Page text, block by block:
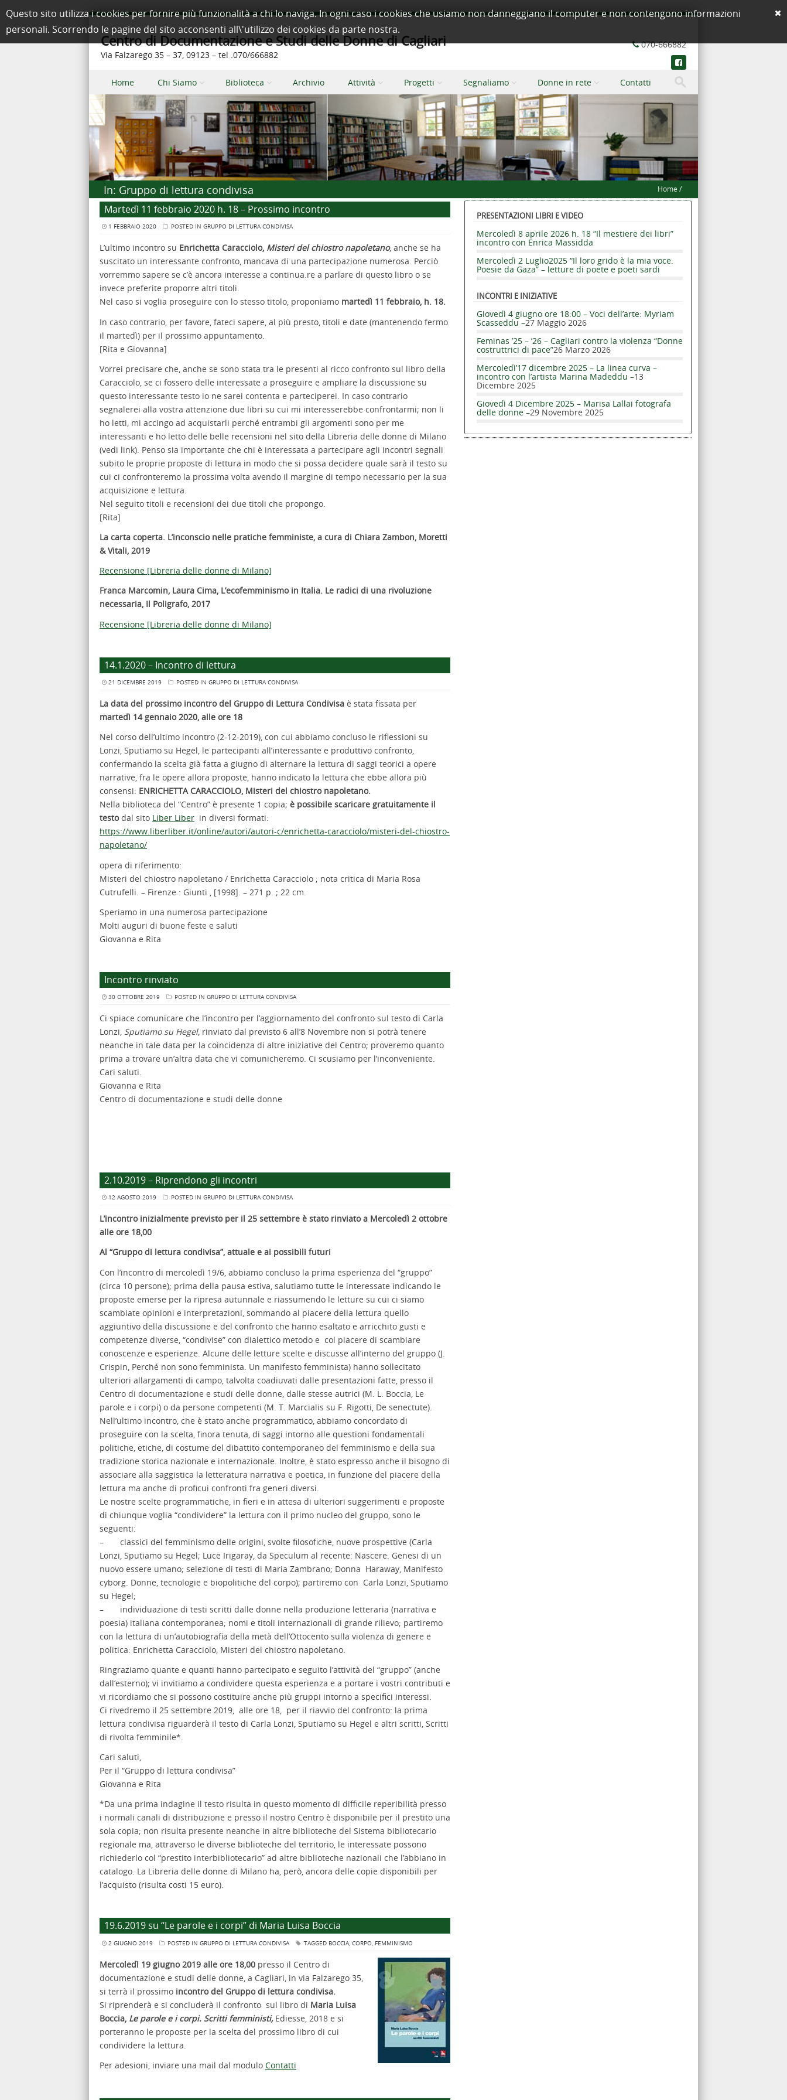
070-666882
Centro di Documentazione e Studi delle Donne di Cagliari
Via Falzarego 35 – 37, 09123 – tel .070/666882
Menu
Home Chi Siamo Biblioteca Archivio Attività Progetti Segnaliamo Donne in rete Contatti
In: Gruppo di lettura condivisa Home /
Martedì 11 febbraio 2020 h. 18 – Prossimo incontro
1 FEBBRAIO 2020 POSTED IN GRUPPO DI LETTURA CONDIVISA
L’ultimo incontro su Enrichetta Caracciolo, Misteri del chiostro napoletano, anche se ha
suscitato un interessante confronto, mancava di una partecipazione numerosa. Perciò
vorremmo sapere se c’è ancora interesse a continua.re a parlare di questo libro o se
invece preferite proporre altri titoli.
Nel caso si voglia proseguire con lo stesso titolo, proponiamo martedì 11 febbraio, h. 18.
In caso contrario, per favore, fateci sapere, al più presto, titoli e date (mantenendo fermo
il martedì) per il prossimo appuntamento.
[Rita e Giovanna]
Vorrei precisare che, anche se sono stata tra le presenti al ricco confronto sul libro della
Caracciolo, se ci fossero delle interessate a proseguire e ampliare la discussione su
questo interessante testo io ne sarei contenta e parteciperei. In caso contrario
segnalerei alla vostra attenzione due libri su cui mi interesserebbe confrontarmi; non li
ho letti, mi accingo ad acquistarli perché entrambi gli argomenti sono per me
interessanti e ho letto delle belle recensioni nel sito della Libreria delle donne di Milano
(vedi link). Penso sia importante che chi è interessata a partecipare agli incontri segnali
subito le proprie proposte di lettura in modo che si possa decidere quale sarà il testo su
cui ci confronteremo la prossima volta avendo il margine di tempo necessario per la sua
acquisizione e lettura.
Nel seguito titoli e recensioni dei due titoli che propongo.
[Rita]
La carta coperta. L’inconscio nelle pratiche femministe, a cura di Chiara Zambon, Moretti
& Vitali, 2019
Recensione [Libreria delle donne di Milano]
Franca Marcomin, Laura Cima, L’ecofemminismo in Italia. Le radici di una rivoluzione
necessaria, Il Poligrafo, 2017
Recensione [Libreria delle donne di Milano]
14.1.2020 – Incontro di lettura
21 DICEMBRE 2019 POSTED IN GRUPPO DI LETTURA CONDIVISA
La data del prossimo incontro del Gruppo di Lettura Condivisa è stata fissata per
martedì 14 gennaio 2020, alle ore 18
Nel corso dell’ultimo incontro (2-12-2019), con cui abbiamo concluso le riflessioni su
Lonzi, Sputiamo su Hegel, le partecipanti all’interessante e produttivo confronto,
confermando la scelta già fatta a giugno di alternare la lettura di saggi teorici a opere
narrative, fra le opere allora proposte, hanno indicato la lettura che ebbe allora più
consensi: ENRICHETTA CARACCIOLO, Misteri del chiostro napoletano.
Nella biblioteca del “Centro” è presente 1 copia; è possibile scaricare gratuitamente il
testodal sito Liber Liber in diversi formati:
https://www.liberliber.it/online/autori/autori-c/enrichetta-caracciolo/misteri-del-chiostro-
napoletano/
opera di riferimento:
Misteri del chiostro napoletano / Enrichetta Caracciolo ; nota critica di Maria Rosa
Cutrufelli. – Firenze : Giunti , [1998]. – 271 p. ; 22 cm.
Speriamo in una numerosa partecipazione
Molti auguri di buone feste e saluti
Giovanna e Rita
Incontro rinviato
30 OTTOBRE 2019 POSTED IN GRUPPO DI LETTURA CONDIVISA
Ci spiace comunicare che l’incontro per l’aggiornamento del confronto sul testo di Carla
Lonzi, Sputiamo su Hegel, rinviato dal previsto 6 all’8 Novembre non si potrà tenere
neanche in tale data per la coincidenza di altre iniziative del Centro; proveremo quanto
prima a trovare un’altra data che vi comunicheremo. Ci scusiamo per l’inconveniente.
Cari saluti.
Giovanna e Rita
Centro di documentazione e studi delle donne
2.10.2019 – Riprendono gli incontri
12 AGOSTO 2019 POSTED IN GRUPPO DI LETTURA CONDIVISA
L’incontro inizialmente previsto per il 25 settembre è stato rinviato a Mercoledì 2 ottobre
alle ore 18,00
Al “Gruppo di lettura condivisa”, attuale e ai possibili futuri
Con l’incontro di mercoledì 19/6, abbiamo concluso la prima esperienza del “gruppo”
(circa 10 persone); prima della pausa estiva, salutiamo tutte le interessate indicando le
proposte emerse per la ripresa autunnale e riassumendo le letture su cui ci siamo
scambiate opinioni e interpretazioni, sommando al piacere della lettura quello
aggiuntivo della discussione e del confronto che hanno esaltato e arricchito gusti e
competenze diverse, “condivise” con dialettico metodo e col piacere di scambiare
conoscenze e esperienze. Alcune delle letture scelte e discusse all’interno del gruppo (J.
Crispin, Perché non sono femminista. Un manifesto femminista) hanno sollecitato
ulteriori allargamenti di campo, talvolta coadiuvati dalle presentazioni fatte, presso il
Centro di documentazione e studi delle donne, dalle stesse autrici (M. L. Boccia, Le
parole e i corpi) o da persone competenti (M. T. Marcialis su F. Rigotti, De senectute).
Nell’ultimo incontro, che è stato anche programmatico, abbiamo concordato di
proseguire con la scelta, finora tenuta, di saggi intorno alle questioni fondamentali
politiche, etiche, di costume del dibattito contemporaneo del femminismo e della sua
tradizione storica nazionale e internazionale. Inoltre, è stato espresso anche il bisogno di
associare alla saggistica la letteratura narrativa e poetica, in funzione del piacere della
lettura ma anche di proficui confronti fra generi diversi.
Le nostre scelte programmatiche, in fieri e in attesa di ulteriori suggerimenti e proposte
di chiunque voglia “condividere” la lettura con il primo nucleo del gruppo, sono le
seguenti:
– classici del femminismo delle origini, svolte filosofiche, nuove prospettive (Carla
Lonzi, Sputiamo su Hegel; Luce Irigaray, da Speculum al recente: Nascere. Genesi di un
nuovo essere umano; selezione di testi di Maria Zambrano; Donna Haraway, Manifesto
cyborg. Donne, tecnologie e biopolitiche del corpo); partiremo con Carla Lonzi, Sputiamo
su Hegel;
– individuazione di testi scritti dalle donne nella produzione letteraria (narrativa e
poesia) italiana contemporanea; nomi e titoli internazionali di grande rilievo; partiremo
con la lettura di un’autobiografia della metà dell’Ottocento sulla violenza di genere e
politica: Enrichetta Caracciolo, Misteri del chiostro napoletano.
Ringraziamo quante e quanti hanno partecipato e seguito l’attività del “gruppo” (anche
dall’esterno); vi invitiamo a condividere questa esperienza e a portare i vostri contributi e
vi ricordiamo che si possono costituire anche più gruppi intorno a specifici interessi.
Ci rivedremo il 25 settembre 2019, alle ore 18, per il riavvio del confronto: la prima
lettura condivisa riguarderà il testo di Carla Lonzi, Sputiamo su Hegel e altri scritti, Scritti
di rivolta femminile*.
Cari saluti,
Per il “Gruppo di lettura condivisa”
Giovanna e Rita
*Da una prima indagine il testo risulta in questo momento di difficile reperibilità presso
i normali canali di distribuzione e presso il nostro Centro è disponibile per il prestito una
sola copia; non risulta presente neanche in altre biblioteche del Sistema bibliotecario
regionale ma, attraverso le diverse biblioteche del territorio, le interessate possono
richiederlo col “prestito interbibliotecario” ad altre biblioteche nazionali che l’abbiano in
catalogo. La Libreria delle donne di Milano ha, però, ancora delle copie disponibili per
l’acquisto (risulta costi 15 euro).
19.6.2019 su “Le parole e i corpi” di Maria Luisa Boccia
2 GIUGNO 2019 POSTED IN GRUPPO DI LETTURA CONDIVISA TAGGED BOCCIA CORPO FEMMINISMO
Mercoledì 19 giugno 2019 alle ore 18,00 presso il Centro di
documentazione e studi delle donne, a Cagliari, in via Falzarego 35,
si terrà il prossimo incontro del Gruppo di lettura condivisa.
Si riprenderà e si concluderà il confronto sul libro di Maria Luisa
Boccia, Le parole e i corpi. Scritti femministi,Ediesse, 2018 e si
porteranno le proposte per la scelta del prossimo libro di cui
condividere la lettura.
Per adesioni, inviare una mail dal modulo Contatti
PRESENTAZIONI LIBRI E VIDEO
Mercoledì 8 aprile 2026 h. 18 “Il mestiere dei libri”
incontro con Enrica Massidda
Mercoledì 2 Luglio2025 “Il loro grido è la mia voce.
Poesie da Gaza” – letture di poete e poeti sardi
INCONTRI E INIZIATIVE
Giovedì 4 giugno ore 18:00 – Voci dell’arte: Myriam
Scasseddu –27 Maggio 2026
Feminas ’25 – ’26 – Cagliari contro la violenza “Donne
costruttrici di pace”26 Marzo 2026
Mercoledì’17 dicembre 2025 – La linea curva –
incontro con l’artista Marina Madeddu –13
Dicembre 2025
Giovedì 4 Dicembre 2025 – Marisa Lallai fotografa
delle donne –29 Novembre 2025
Questo sito utilizza i cookies per fornire più funzionalità a chi lo naviga. In ogni caso i cookies che usiamo non danneggiano il computer e non contengono informazioni
personali. Scorrendo le pagine del sito acconsenti all\'utilizzo dei cookies da parte nostra.